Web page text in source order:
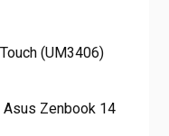
Zenbook 14